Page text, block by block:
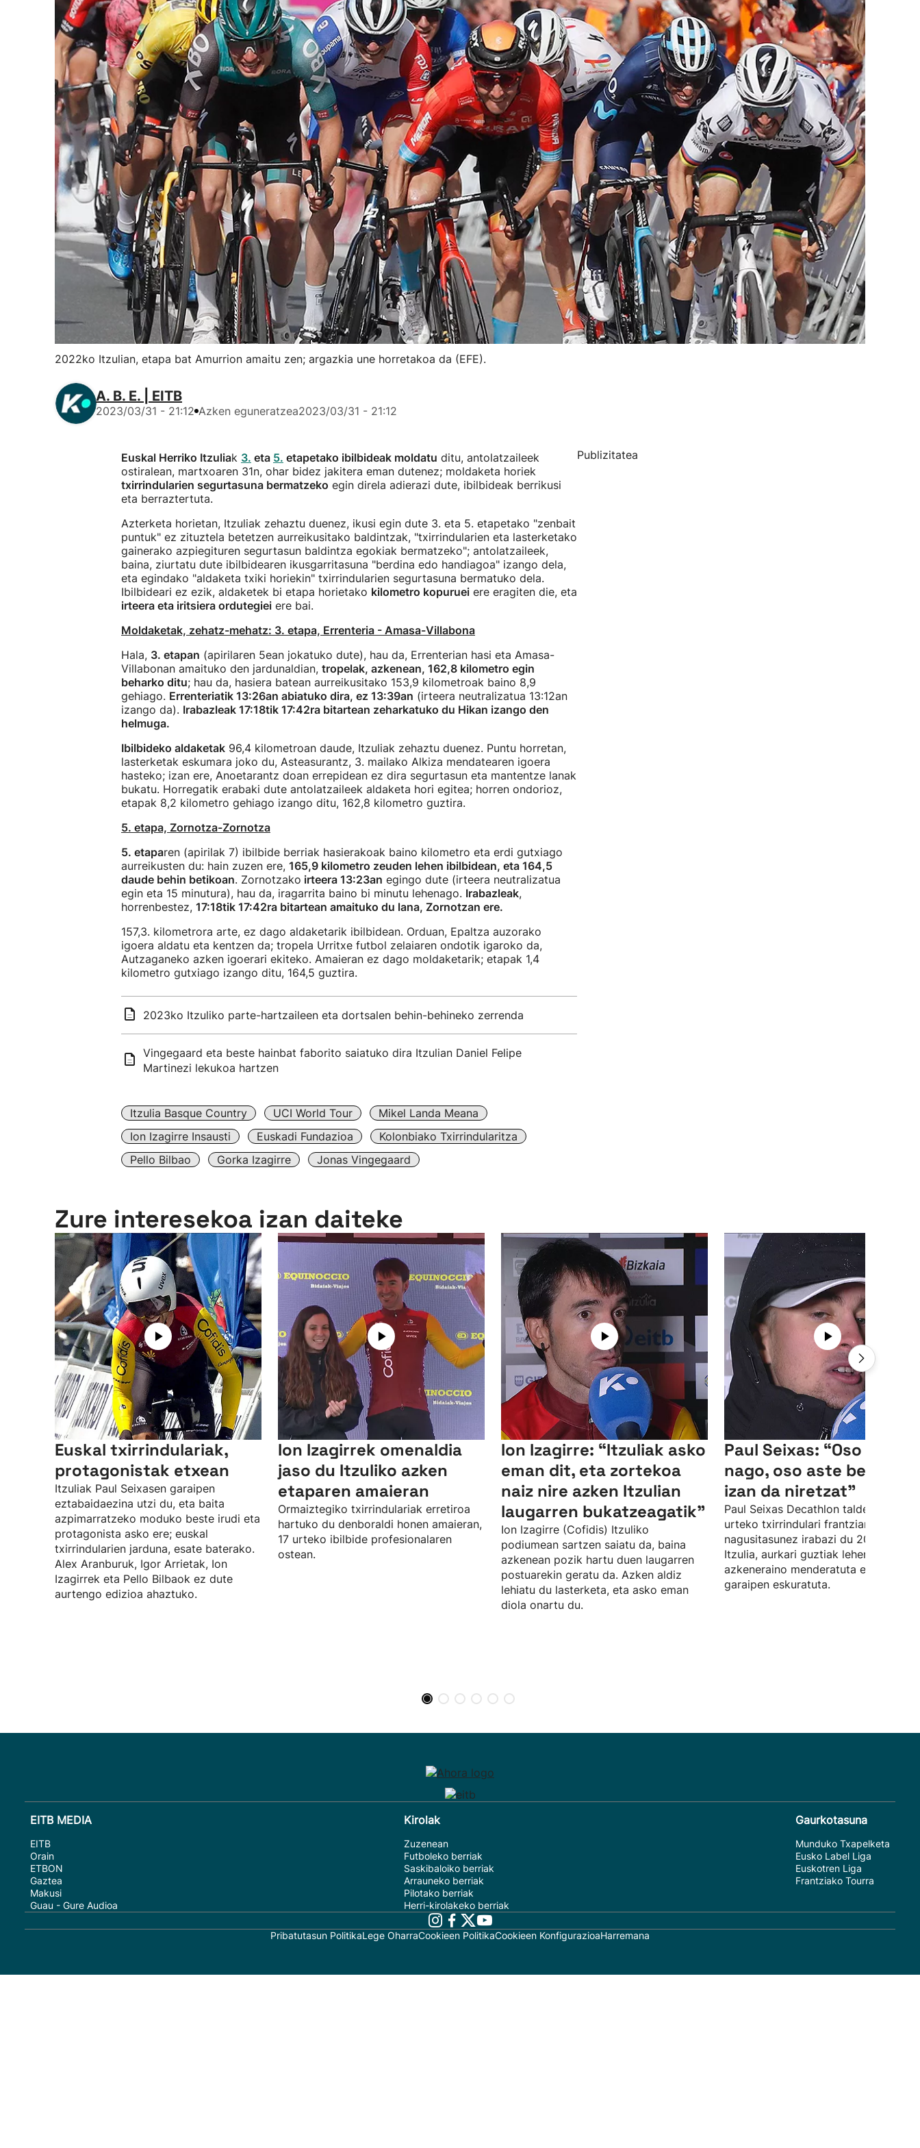
2022ko Itzulian, etapa bat Amurrion amaitu zen; argazkia une horretakoa da (EFE).
A. B. E. | EITB
2023/03/31 - 21:12 Azken eguneratzea2023/03/31 - 21:12
Euskal Herriko Itzuliak 3. eta 5. etapetako ibilbideak moldatu ditu, antolatzaileek
ostiralean, martxoaren 31n, ohar bidez jakitera eman dutenez; moldaketa horiek
txirrindularien segurtasuna bermatzeko egin direla adierazi dute, ibilbideak berrikusi
eta berraztertuta.
Azterketa horietan, Itzuliak zehaztu duenez, ikusi egin dute 3. eta 5. etapetako "zenbait
puntuk" ez zituztela betetzen aurreikusitako baldintzak, "txirrindularien eta lasterketako
gainerako azpiegituren segurtasun baldintza egokiak bermatzeko"; antolatzaileek,
baina, ziurtatu dute ibilbidearen ikusgarritasuna "berdina edo handiagoa" izango dela,
eta egindako "aldaketa txiki horiekin" txirrindularien segurtasuna bermatuko dela.
Ibilbideari ez ezik, aldaketek bi etapa horietako kilometro kopuruei ere eragiten die, eta
irteera eta iritsiera ordutegiei ere bai.
Moldaketak, zehatz-mehatz: 3. etapa, Errenteria - Amasa-Villabona
Hala, 3. etapan (apirilaren 5ean jokatuko dute), hau da, Errenterian hasi eta Amasa-
Villabonan amaituko den jardunaldian, tropelak, azkenean, 162,8 kilometro egin
beharko ditu; hau da, hasiera batean aurreikusitako 153,9 kilometroak baino 8,9
gehiago. Errenteriatik 13:26an abiatuko dira, ez 13:39an (irteera neutralizatua 13:12an
izango da). Irabazleak 17:18tik 17:42ra bitartean zeharkatuko du Hikan izango den
helmuga.
Ibilbideko aldaketak 96,4 kilometroan daude, Itzuliak zehaztu duenez. Puntu horretan,
lasterketak eskumara joko du, Asteasurantz, 3. mailako Alkiza mendatearen igoera
hasteko; izan ere, Anoetarantz doan errepidean ez dira segurtasun eta mantentze lanak
bukatu. Horregatik erabaki dute antolatzaileek aldaketa hori egitea; horren ondorioz,
etapak 8,2 kilometro gehiago izango ditu, 162,8 kilometro guztira.
5. etapa, Zornotza-Zornotza
5. etaparen (apirilak 7) ibilbide berriak hasierakoak baino kilometro eta erdi gutxiago
aurreikusten du: hain zuzen ere, 165,9 kilometro zeuden lehen ibilbidean, eta 164,5
daude behin betikoan. Zornotzako irteera 13:23an egingo dute (irteera neutralizatua
egin eta 15 minutura), hau da, iragarrita baino bi minutu lehenago. Irabazleak,
horrenbestez, 17:18tik 17:42ra bitartean amaituko du lana, Zornotzan ere.
157,3. kilometrora arte, ez dago aldaketarik ibilbidean. Orduan, Epaltza auzorako
igoera aldatu eta kentzen da; tropela Urritxe futbol zelaiaren ondotik igaroko da,
Autzaganeko azken igoerari ekiteko. Amaieran ez dago moldaketarik; etapak 1,4
kilometro gutxiago izango ditu, 164,5 guztira.
2023ko Itzuliko parte-hartzaileen eta dortsalen behin-behineko zerrenda
Vingegaard eta beste hainbat faborito saiatuko dira Itzulian Daniel Felipe
Martinezi lekukoa hartzen
Itzulia Basque Country UCI World Tour
Mikel Landa Meana
Ion Izagirre Insausti
Euskadi Fundazioa
Kolonbiako Txirrindularitza
Pello Bilbao
Gorka Izagirre Jonas Vingegaard
Publizitatea
Zure interesekoa izan daiteke
Euskal txirrindulariak,
protagonistak etxean
Itzuliak Paul Seixasen garaipen
eztabaidaezina utzi du, eta baita
azpimarratzeko moduko beste irudi eta
protagonista asko ere; euskal
txirrindularien jarduna, esate baterako.
Alex Aranburuk, Igor Arrietak, Ion
Izagirrek eta Pello Bilbaok ez dute
aurtengo edizioa ahaztuko.
Ion Izagirrek omenaldia
jaso du Itzuliko azken
etaparen amaieran
Ormaiztegiko txirrindulariak erretiroa
hartuko du denboraldi honen amaieran,
17 urteko ibilbide profesionalaren
ostean.
Ion Izagirre: “Itzuliak asko
eman dit, eta zortekoa
naiz nire azken Itzulian
laugarren bukatzeagatik"
Ion Izagirre (Cofidis) Itzuliko
podiumean sartzen saiatu da, baina
azkenean pozik hartu duen laugarren
postuarekin geratu da. Azken aldiz
lehiatu du lasterketa, eta asko eman
diola onartu du.
Paul Seixas: “Oso pozik
nago, oso aste berezia
izan da niretzat"
Paul Seixas Decathlon taldeko 19
urteko txirrindulari frantziarrak
nagusitasunez irabazi du 2026ko
Itzulia, aurkari guztiak lehen egunetik
azkeneraino menderatuta eta hiru
garaipen eskuratuta.
EITB MEDIA
EITB
Orain
ETBON
Gaztea
Makusi
Guau - Gure Audioa
Kirolak
Zuzenean
Futboleko berriak
Saskibaloiko berriak
Arrauneko berriak
Pilotako berriak
Herri-kirolakeko berriak
Gaurkotasuna
Munduko Txapelketa
Eusko Label Liga
Euskotren Liga
Frantziako Tourra
Pribatutasun PolitikaLege OharraCookieen PolitikaCookieen KonfigurazioaHarremana